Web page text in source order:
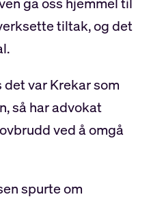
tiltak, og det
var Krekar som
så har advokat
ved å omgå
spurte om